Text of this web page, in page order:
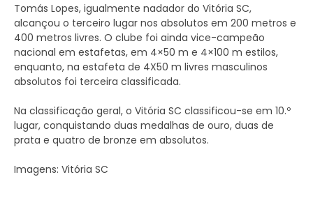
Tomás Lopes, igualmente nadador do Vitória SC,
alcançou o terceiro lugar nos absolutos em 200 metros e
400 metros livres. O clube foi ainda vice-campeão
nacional em estafetas, em 4×50 m e 4×100 m estilos,
enquanto, na estafeta de 4X50 m livres masculinos
absolutos foi terceira classificada.
Na classificação geral, o Vitória SC classificou-se em 10.º
lugar, conquistando duas medalhas de ouro, duas de
prata e quatro de bronze em absolutos.
Imagens: Vitória SC